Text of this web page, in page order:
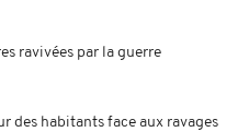
ravivées par la guerre
des habitants face aux ravages